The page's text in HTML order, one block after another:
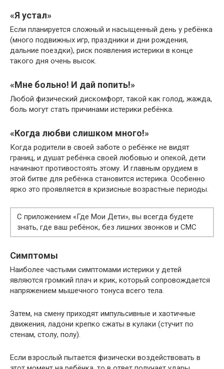
«Я устал»
Если планируется сложный и насыщенный день у ребёнка
(много подвижных игр, праздники и дни рождения,
дальние поездки), риск появления истерики в конце
такого дня очень высок.
«Мне больно! И дай попить!»
Любой физический дискомфорт, такой как голод, жажда,
боль могут стать причинами истерики ребёнка.
«Когда любви слишком много!»
Когда родители в своей заботе о ребёнке не видят
границ, и душат ребёнка своей любовью и опекой, дети
начинают противостоять этому. И главным орудием в
этой битве для ребёнка становится истерика. Особенно
ярко это проявляется в кризисные возрастные периоды.
С приложением «Где Мои Дети», вы всегда будете
знать, где ваш ребёнок, без лишних звонков и СМС
Симптомы
Наиболее частыми симптомами истерики у детей
являются громкий плач и крик, который сопровождается
напряжением мышечного тонуса всего тела.
Затем, на смену приходят импульсивные и хаотичные
движения, ладони крепко сжаты в кулаки (стучит по
стенам, столу, полу).
Если взрослый пытается физически воздействовать в